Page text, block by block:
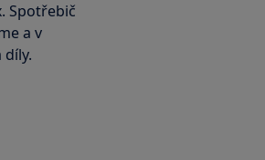
Spotřebič
a v